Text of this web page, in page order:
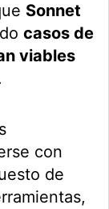
Sonnet
casos de
viables
con
de